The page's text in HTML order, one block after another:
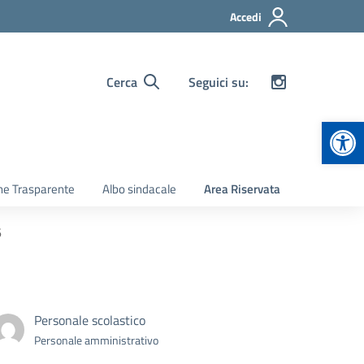
Accedi
Cerca Seguici su:
Trasparente Albo sindacale Area Riservata
Personale scolastico
Personale amministrativo